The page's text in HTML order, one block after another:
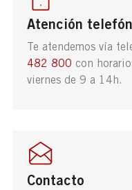
Atención
Te atendemos vía
482 800 con
viernes de 9 a 14h.
Contacto